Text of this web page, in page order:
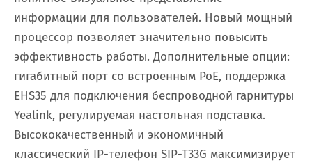
информации для пользователей. Новый мощный
процессор позволяет значительно повысить
эффективность работы. Дополнительные опции:
гигабитный порт со встроенным PoE, поддержка
EHS35 для подключения беспроводной гарнитуры
Yealink, регулируемая настольная подставка.
Высококачественный и экономичный
классический IP-телефон SIP-T33G максимизирует